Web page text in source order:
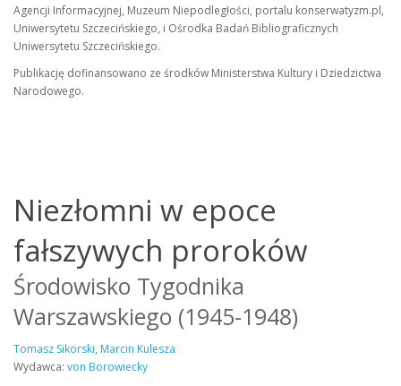
Agencji Informacyjnej, Muzeum Niepodległości, portalu konserwatyzm.pl,
Uniwersytetu Szczecińskiego, i Ośrodka Badań Bibliograficznych
Uniwersytetu Szczecińskiego.
Publikację dofinansowano ze środków Ministerstwa Kultury i Dziedzictwa
Narodowego.
Niezłomni w epoce
fałszywych proroków
Środowisko Tygodnika
Warszawskiego (1945-1948)
Tomasz Sikorski, Marcin Kulesza
Wydawca: von Borowiecky